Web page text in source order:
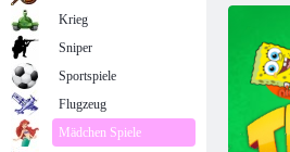
Krieg
Sniper
Sportspiele
Flugzeug
Mädchen Spiele